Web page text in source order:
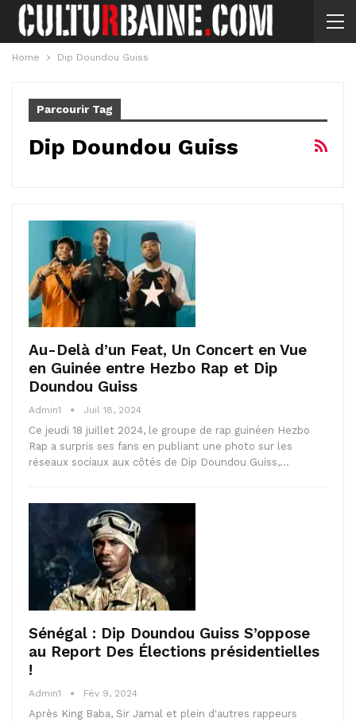
Home Dip Doundou Guiss
Parcourir Tag
Dip Doundou Guiss
Au-Delà d’un Feat, Un Concert en Vue
en Guinée entre Hezbo Rap et Dip
Doundou Guiss
Admin1 Juil 18, 2024
Ce jeudi 18 juillet 2024, le groupe de rap guinéen Hezbo
Rap a surpris ses fans en publiant une photo sur les
réseaux sociaux aux côtés de Dip Doundou Guiss,…
Sénégal : Dip Doundou Guiss S’oppose
au Report Des Élections présidentielles
!
Admin1 Fév 9, 2024
Après King Baba, Sir Jamal et plein d'autres rappeurs